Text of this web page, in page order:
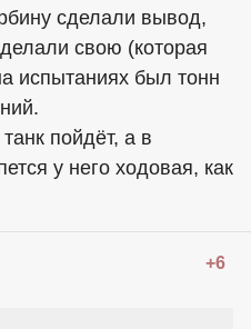
сделали вывод,
свою (которая
испытаниях был тонн
пойдёт, а в
у него ходовая, как
+6